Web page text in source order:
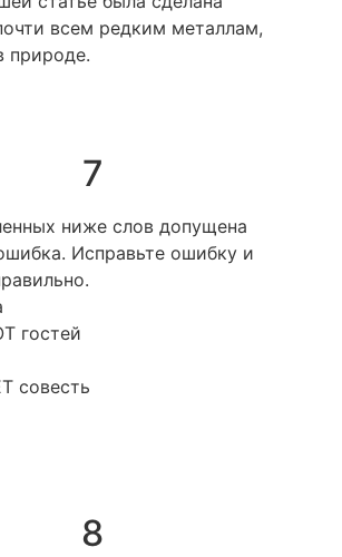
всем редким металлам,
природе.
7
ниже слов допущена
Исправьте ошибку и
гостей
совесть
8